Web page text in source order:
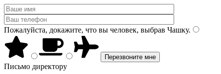
Пожалуйста, докажите, что вы человек, выбрав Чашку.
Письмо директору